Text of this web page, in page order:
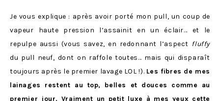
Je vous explique : après avoir porté mon pull, un coup de
vapeur haute pression l’assainit en un éclair… et le
repulpe aussi (vous savez, en redonnant l’aspect fluffy
du pull neuf, dont on raffole toutes… mais qui disparaît
toujours après le premier lavage LOL !). Les fibres de mes
lainages restent au top, belles et douces comme au
premier jour. Vraiment un petit luxe à mes yeux cette